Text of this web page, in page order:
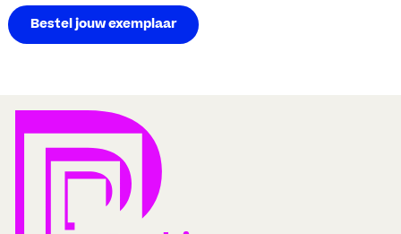
Bestel jouw exemplaar